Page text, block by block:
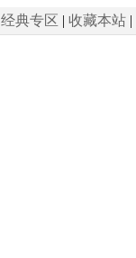
经典专区 | 收藏本站 |